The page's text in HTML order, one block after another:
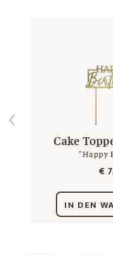
Cake
"Happy
€
IN DEN